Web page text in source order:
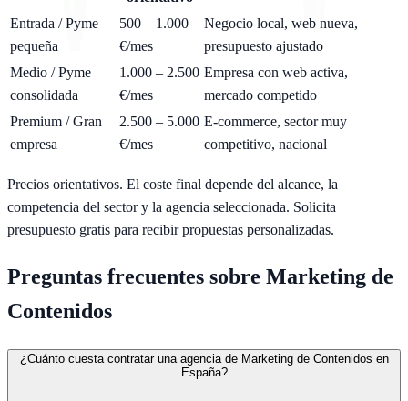
Entrada / Pyme
pequeña
500 – 1.000
€/mes
Negocio local, web nueva,
presupuesto ajustado
Medio / Pyme
consolidada
1.000 – 2.500
€/mes
Empresa con web activa,
mercado competido
Premium / Gran
empresa
2.500 – 5.000
€/mes
E-commerce, sector muy
competitivo, nacional
Precios orientativos. El coste final depende del alcance, la
competencia del sector y la agencia seleccionada. Solicita
presupuesto gratis para recibir propuestas personalizadas.
Preguntas frecuentes sobre Marketing de
Contenidos
¿Cuánto cuesta contratar una agencia de Marketing de Contenidos en
España?